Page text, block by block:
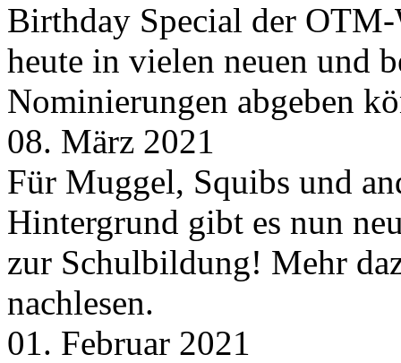
Birthday Special der
heute in vielen neuen und
Nominierungen abgeben
08. März 2021
Für Muggel, Squibs und
Hintergrund gibt es nun
zur Schulbildung! Mehr
nachlesen.
01. Februar 2021